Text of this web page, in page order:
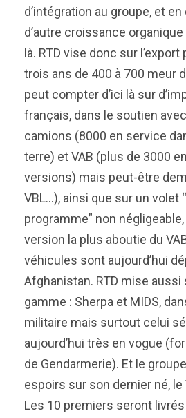
d’intégration au groupe, et
d’autre croissance
là. RTD vise donc sur
trois ans de 400 à 700 meur
peut compter d’ici là sur
français, dans le soutien
camions (8000 en service
terre) et VAB (plus de 3000
versions) mais peut-être
VBL…), ainsi que sur un volet
programme” non
version la plus aboutie du
véhicules sont aujourd’hui
Afghanistan. RTD mise aussi
gamme : Sherpa et MIDS,
militaire mais surtout celui
aujourd’hui très en vogue
de Gendarmerie). Et le
espoirs sur son dernier né, le
Les 10 premiers seront livrés